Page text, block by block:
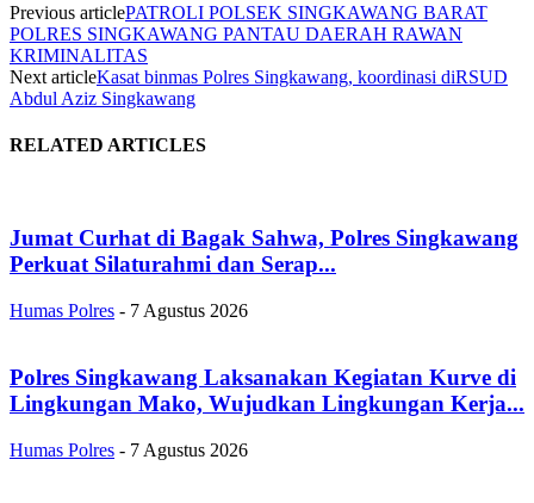
Previous articlePATROLI POLSEK SINGKAWANG BARAT
POLRES SINGKAWANG PANTAU DAERAH RAWAN
KRIMINALITAS
Next articleKasat binmas Polres Singkawang, koordinasi diRSUD
Abdul Aziz Singkawang
RELATED ARTICLES
Jumat Curhat di Bagak Sahwa, Polres Singkawang
Perkuat Silaturahmi dan Serap...
Humas Polres - 7 Agustus 2026
Polres Singkawang Laksanakan Kegiatan Kurve di
Lingkungan Mako, Wujudkan Lingkungan Kerja...
Humas Polres - 7 Agustus 2026